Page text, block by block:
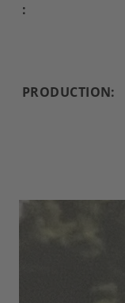
:
PRODUCTION:
THE
DE
(Almost)
Breakaway